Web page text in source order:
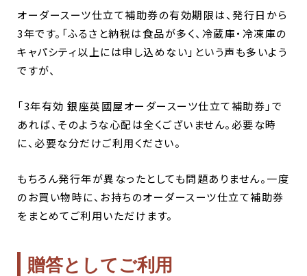
オーダースーツ仕立て補助券の有効期限は、発行日から
3年です。 「ふるさと納税は食品が多く、冷蔵庫・冷凍庫の
キャパシティ以上には申し込めない」という声も多いよう
ですが、
「3年有効 銀座英國屋オーダースーツ仕立て補助券」で
あれば、そのような心配は全くございません。必要な時
に、必要な分だけご利用ください。
もちろん発行年が異なったとしても問題ありません。一度
のお買い物時に、お持ちのオーダースーツ仕立て補助券
をまとめてご利用いただけます。
贈答としてご利用